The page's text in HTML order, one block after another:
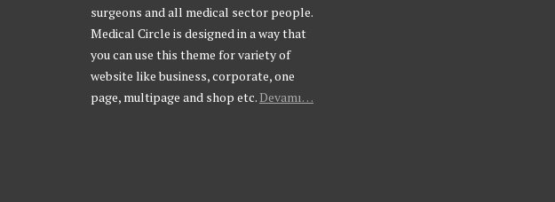
surgeons and all medical sector people.
Medical Circle is designed in a way that
you can use this theme for variety of
website like business, corporate, one
page, multipage and shop etc.Devamı…